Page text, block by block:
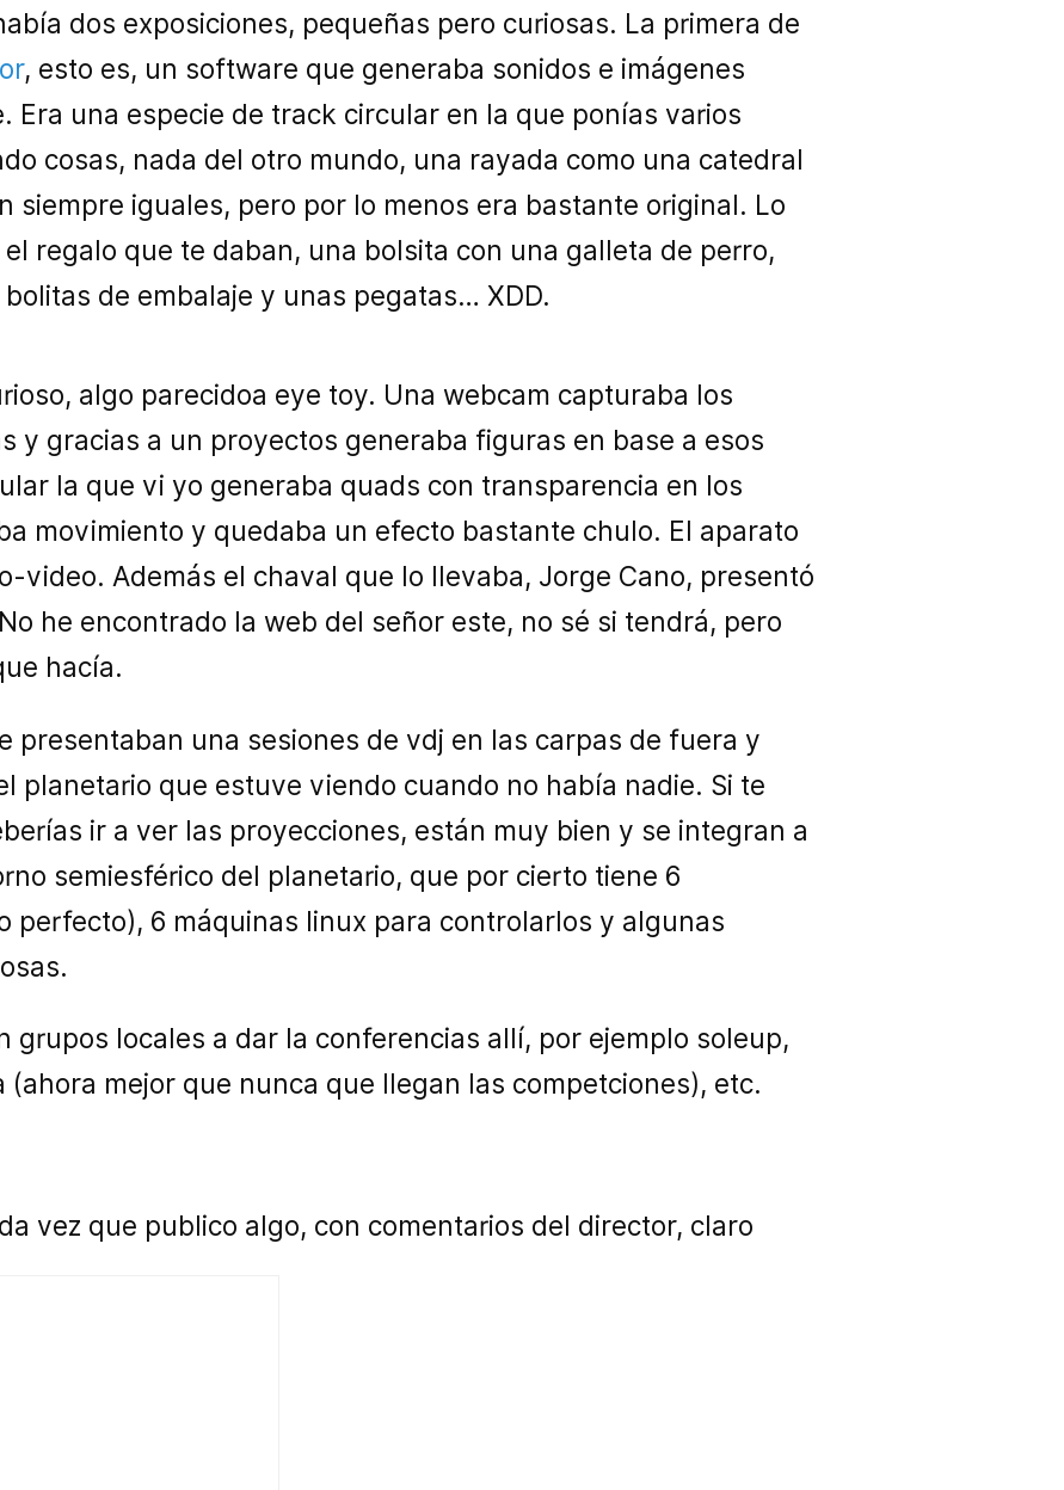
dos exposiciones, pequeñas pero curiosas. La primera de
, esto es, un software que generaba sonidos e imágenes
Era una especie de track circular en la que ponías varios
cosas, nada del otro mundo, una rayada como una catedral
siempre iguales, pero por lo menos era bastante original. Lo
regalo que te daban, una bolsita con una galleta de perro,
de embalaje y unas pegatas… XDD.
algo parecidoa eye toy. Una webcam capturaba los
y gracias a un proyectos generaba figuras en base a esos
la que vi yo generaba quads con transparencia en los
movimiento y quedaba un efecto bastante chulo. El aparato
video. Además el chaval que lo llevaba, Jorge Cano, presentó
he encontrado la web del señor este, no sé si tendrá, pero
hacía.
presentaban una sesiones de vdj en las carpas de fuera y
planetario que estuve viendo cuando no había nadie. Si te
ir a ver las proyecciones, están muy bien y se integran a
semiesférico del planetario, que por cierto tiene 6
perfecto), 6 máquinas linux para controlarlos y algunas
grupos locales a dar la conferencias allí, por ejemplo soleup,
(ahora mejor que nunca que llegan las competciones), etc.
vez que publico algo, con comentarios del director, claro